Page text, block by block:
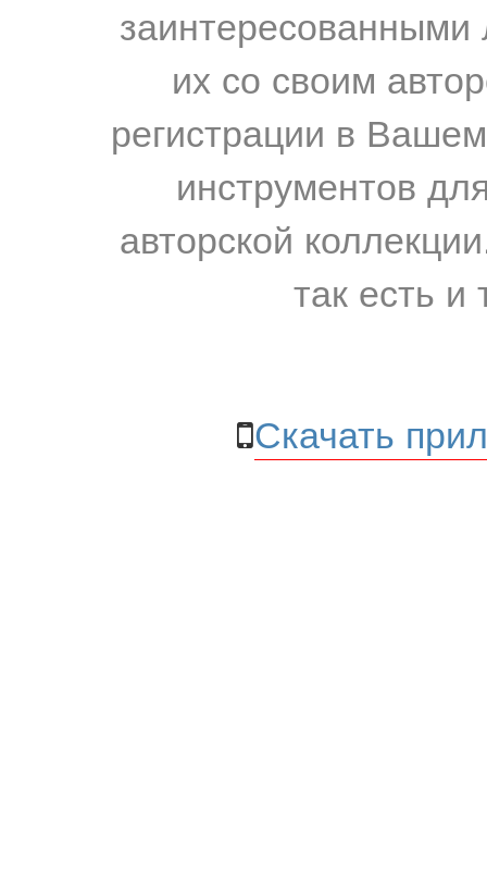
их со своим
регистрации в
инструментов
авторской
так есть и
Скачать